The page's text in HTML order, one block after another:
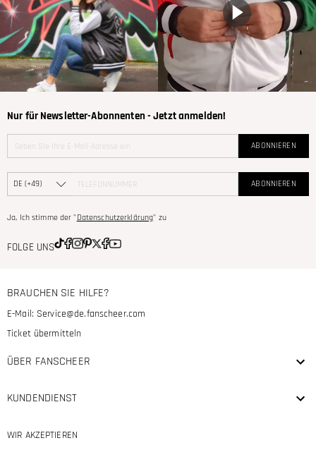
Nur für Newsletter-Abonnenten - Jetzt anmelden!
ABONNIEREN
ABONNIEREN
Ja, Ich stimme der "Datenschutzerklärung" zu
FOLGE UNS
BRAUCHEN SIE HILFE?
E-Mail: Service@de.fanscheer.com
Ticket übermitteln
ÜBER FANSCHEER
KUNDENDIENST
WIR AKZEPTIEREN